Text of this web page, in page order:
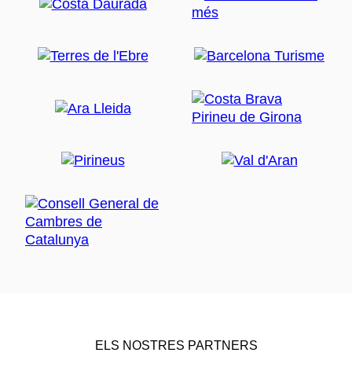
ELS NOSTRES PARTNERS